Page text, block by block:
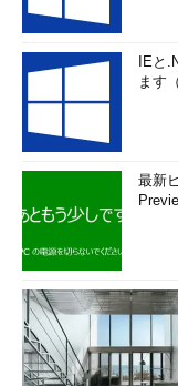
IEと
ます
最新